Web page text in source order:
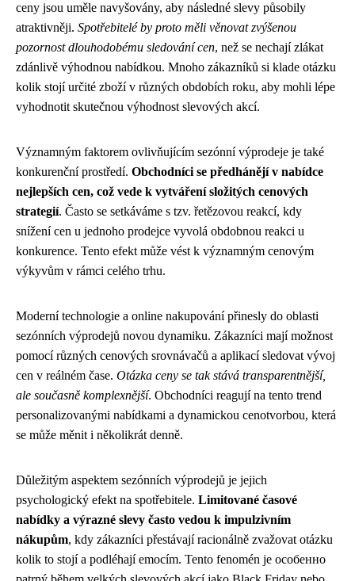
ceny jsou uměle navyšovány, aby následné slevy působily
atraktivněji. Spotřebitelé by proto měli věnovat zvýšenou
pozornost dlouhodobému sledování cen, než se nechají zlákat
zdánlivě výhodnou nabídkou. Mnoho zákazníků si klade otázku
kolik stojí určité zboží v různých obdobích roku, aby mohli lépe
vyhodnotit skutečnou výhodnost slevových akcí.
Významným faktorem ovlivňujícím sezónní výprodeje je také
konkurenční prostředí. Obchodníci se předhánějí v nabídce
nejlepších cen, což vede k vytváření složitých cenových
strategií. Často se setkáváme s tzv. řetězovou reakcí, kdy
snížení cen u jednoho prodejce vyvolá obdobnou reakci u
konkurence. Tento efekt může vést k významným cenovým
výkyvům v rámci celého trhu.
Moderní technologie a online nakupování přinesly do oblasti
sezónních výprodejů novou dynamiku. Zákazníci mají možnost
pomocí různých cenových srovnávačů a aplikací sledovat vývoj
cen v reálném čase. Otázka ceny se tak stává transparentnější,
ale současně komplexnější. Obchodníci reagují na tento trend
personalizovanými nabídkami a dynamickou cenotvorbou, která
se může měnit i několikrát denně.
Důležitým aspektem sezónních výprodejů je jejich
psychologický efekt na spotřebitele. Limitované časové
nabídky a výrazné slevy často vedou k impulzivním
nákupům, kdy zákazníci přestávají racionálně zvažovat otázku
kolik to stojí a podléhají emocím. Tento fenomén je особенно